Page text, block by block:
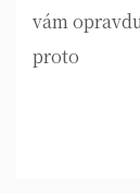
vám
proto